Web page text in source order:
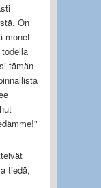
On
monet
tämän
tiedä,